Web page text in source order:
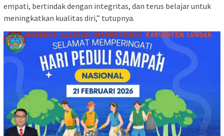
empati, bertindak dengan integritas, dan terus belajar untuk
meningkatkan kualitas diri,” tutupnya.